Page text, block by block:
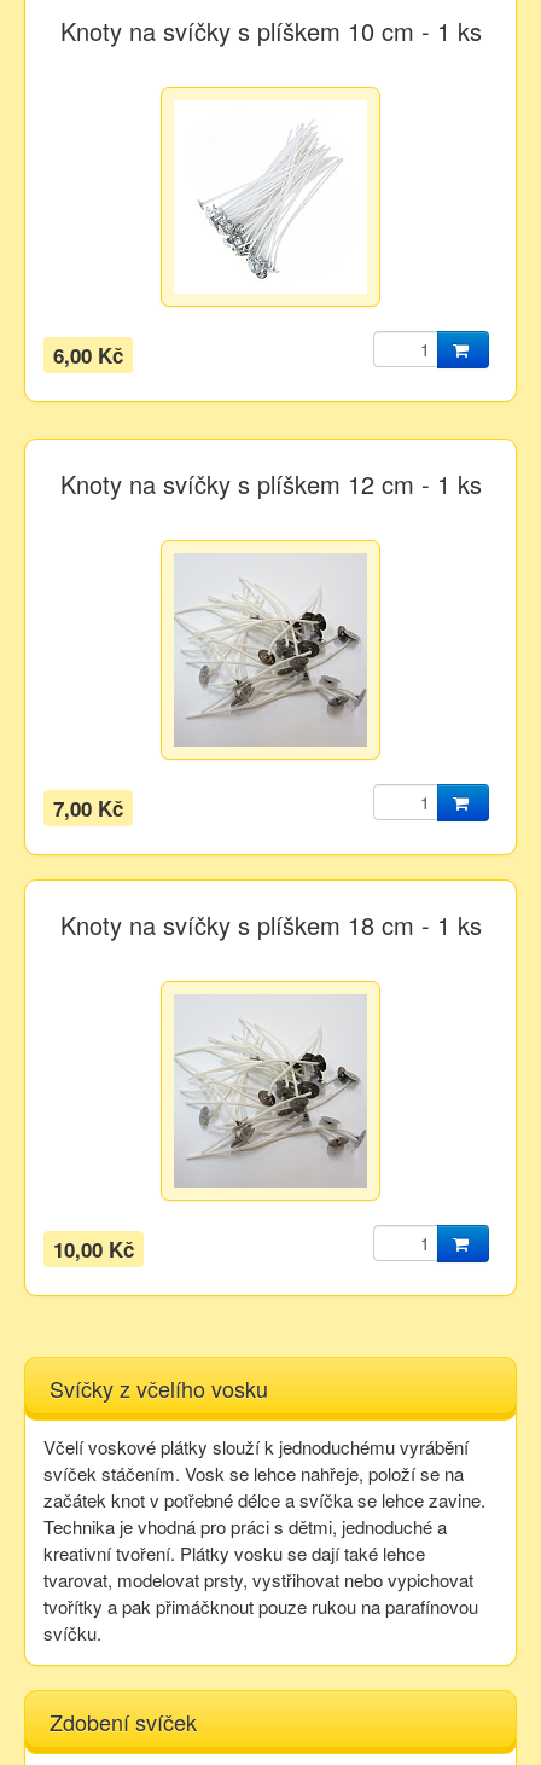
Knoty na svíčky s plíškem 10 cm - 1 ks
6,00 Kč
Knoty na svíčky s plíškem 12 cm - 1 ks
7,00 Kč
Knoty na svíčky s plíškem 18 cm - 1 ks
10,00 Kč
Svíčky z včelího vosku
Včelí voskové plátky slouží k jednoduchému vyrábění
svíček stáčením. Vosk se lehce nahřeje, položí se na
začátek knot v potřebné délce a svíčka se lehce zavine.
Technika je vhodná pro práci s dětmi, jednoduché a
kreativní tvoření. Plátky vosku se dají také lehce
tvarovat, modelovat prsty, vystřihovat nebo vypichovat
tvořítky a pak přimáčknout pouze rukou na parafínovou
svíčku.
Zdobení svíček